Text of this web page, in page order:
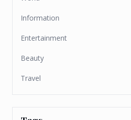
Information
Entertainment
Beauty
Travel